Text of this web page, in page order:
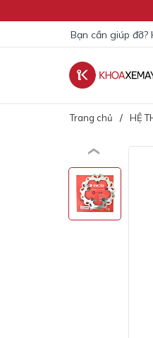
Bạn cần giúp đỡ?
Trang chủ HỆ